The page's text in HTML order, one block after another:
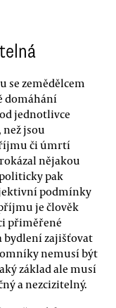
se zemědělcem
domáhání
jednotlivce
jsou
či úmrtí
nějakou
pak
podmínky
je člověk
přiměřené
bydlení zajišťovat
nemusí být
základ ale musí
a nezcizitelný.